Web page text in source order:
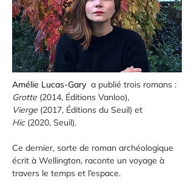
Amélie Lucas-Gary a publié trois romans :
Grotte (2014, Éditions Vanloo),
Vierge (2017, Éditions du Seuil) et
Hic (2020, Seuil).
Ce dernier, sorte de roman archéologique
écrit à Wellington, raconte un voyage à
travers le temps et l’espace.